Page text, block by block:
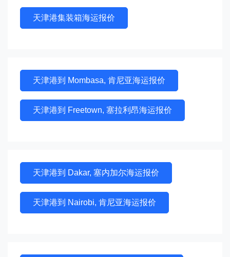
天津港集装箱海运报价
天津港到 Mombasa, 肯尼亚海运报价
天津港到 Freetown, 塞拉利昂海运报价
天津港到 Dakar, 塞内加尔海运报价
天津港到 Nairobi, 肯尼亚海运报价